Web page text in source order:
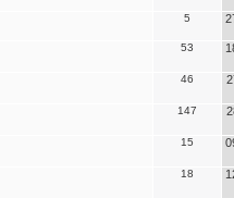
5
53
46
147
15
18